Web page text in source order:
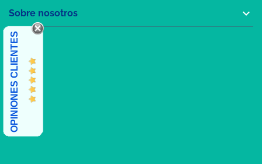
Sobre nosotros 
OPINIONES CLIENTES